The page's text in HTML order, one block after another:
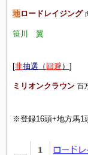
地ロードレイジング
笹川 翼
[非抽選 （ 回避 ） ]
ミリオンクラウン 百
※登録16頭+地方馬1